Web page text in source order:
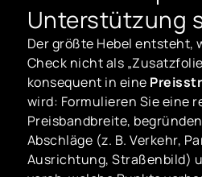
Unterstützung
Der größte Hebel entsteht,
Check nicht als
konsequent in eine
wird: Formulieren Sie eine
Preisbandbreite,
Abschläge (z. B. Verkehr,
Ausrichtung, Straßenbild)